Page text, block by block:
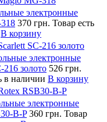
электронные
370 грн. Товар есть
В корзину
SC-216 золото
электронные
216 золото 526 грн.
в наличии В корзину
RSB30-B-P
электронные
B-P 360 грн. Товар